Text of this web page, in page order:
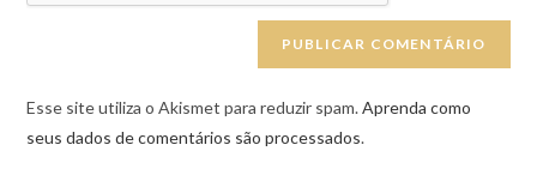
Esse site utiliza o Akismet para reduzir spam.Aprenda como
seus dados de comentários são processados.